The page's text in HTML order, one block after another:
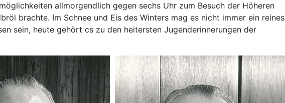
allmorgendlich gegen sechs Uhr zum Besuch der Höheren
brachte. Im Schnee und Eis des Winters mag es nicht immer ein reines
sein, heute gehört cs zu den heitersten Jugenderinnerungen der